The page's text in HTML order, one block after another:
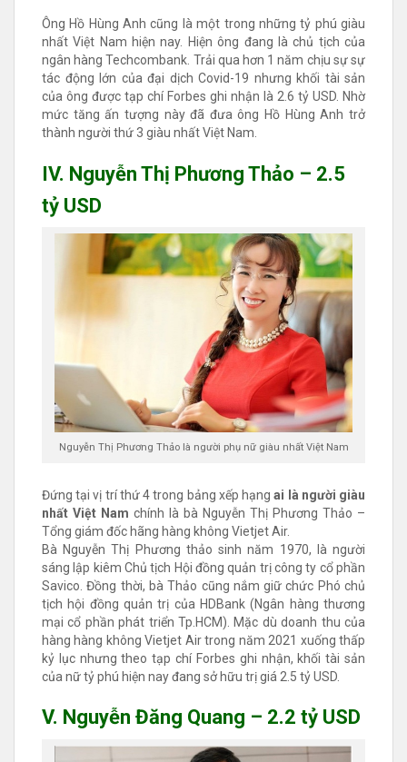
Ông Hồ Hùng Anh cũng là một trong những tỷ phú giàu
nhất Việt Nam hiện nay. Hiện ông đang là chủ tịch của
ngân hàng Techcombank. Trải qua hơn 1 năm chịu sự sự
tác động lớn của đại dịch Covid-19 nhưng khối tài sản
của ông được tạp chí Forbes ghi nhận là 2.6 tỷ USD. Nhờ
mức tăng ấn tượng này đã đưa ông Hồ Hùng Anh trở
thành người thứ 3 giàu nhất Việt Nam.
IV. Nguyễn Thị Phương Thảo – 2.5
tỷ USD
Nguyễn Thị Phương Thảo là người phụ nữ giàu nhất Việt Nam
Đứng tại vị trí thứ 4 trong bảng xếp hạngai là người giàu
nhất Việt Nam chính là bà Nguyễn Thị Phương Thảo –
Tổng giám đốc hãng hàng không Vietjet Air.
Bà Nguyễn Thị Phương thảo sinh năm 1970, là người
sáng lập kiêm Chủ tịch Hội đồng quản trị công ty cổ phần
Savico. Đồng thời, bà Thảo cũng nắm giữ chức Phó chủ
tịch hội đồng quản trị của HDBank (Ngân hàng thương
mại cổ phần phát triển Tp.HCM). Mặc dù doanh thu của
hàng hàng không Vietjet Air trong năm 2021 xuống thấp
kỷ lục nhưng theo tạp chí Forbes ghi nhận, khối tài sản
của nữ tỷ phú hiện nay đang sở hữu trị giá 2.5 tỷ USD.
V. Nguyễn Đăng Quang – 2.2 tỷ USD